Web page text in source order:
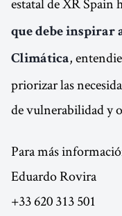
que debe inspirar
Climática,
priorizar las
de vulnerabilidad y
Para más
Eduardo Rovira
+33 620 313 501